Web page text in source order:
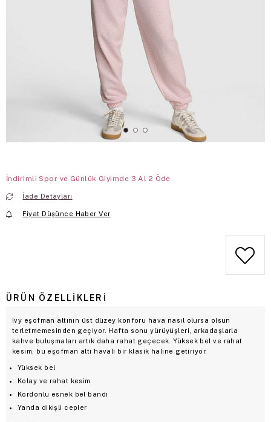
İndirimli Spor ve Günlük Giyimde 3 Al 2 Öde
İade Detayları
Fiyat Düşünce Haber Ver
ÜRÜN ÖZELLIKLERI
Ivy eşofman altının üst düzey konforu hava nasıl olursa olsun
terletmemesinden geçiyor. Hafta sonu yürüyüşleri, arkadaşlarla
kahve buluşmaları artık daha rahat geçecek. Yüksek bel ve rahat
kesim, bu eşofman altı havalı bir klasik haline getiriyor.
Yüksek bel
Kolay ve rahat kesim
Kordonlu esnek bel bandı
Yanda dikişli cepler